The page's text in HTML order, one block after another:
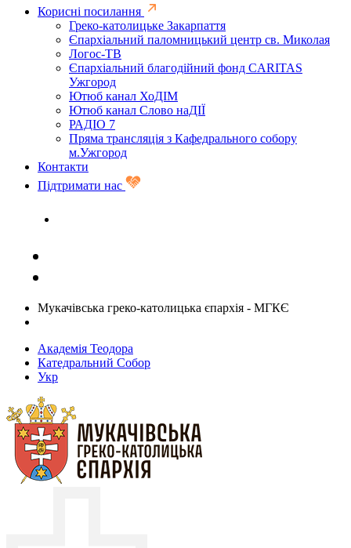
Корисні посилання
Греко-католицьке Закарпаття
Єпархіальний паломницький центр св. Миколая
Логос-ТВ
Єпархіальний благодійний фонд CARITAS
Ужгород
Ютюб канал ХоДІМ
Ютюб канал Слово наДІЇ
РАДІО 7
Пряма трансляція з Кафедрального собору
м.Ужгород
Контакти
Підтримати нас
Мукачівська греко-католицька єпархія - МГКЄ
Академія Теодора
Катедральний Собор
Укр